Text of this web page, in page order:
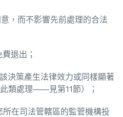
，而不影響先前處理的合法
退出；
決策產生法律效力或同樣顯著
類處理——見第11節）；
所在司法管轄區的監管機構投